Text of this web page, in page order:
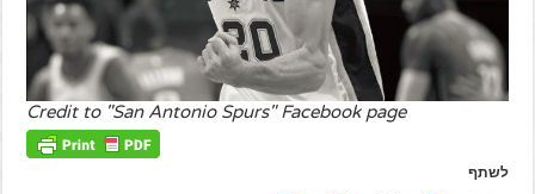
Credit to "San Antonio Spurs" Facebook page
לשתף